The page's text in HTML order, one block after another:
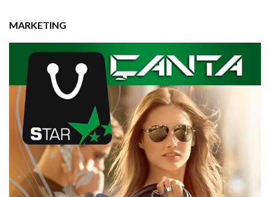
MARKETING